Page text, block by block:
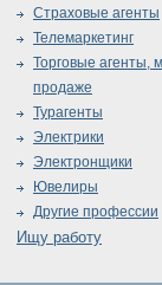
Страховые агенты
Телемаркетинг
Торговые агенты,
продаже
Турагенты
Электрики
Электронщики
Ювелиры
Другие профессии
Ищу работу